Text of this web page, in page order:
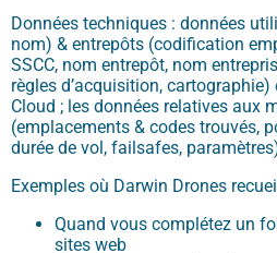
Données techniques : données
nom) & entrepôts (codification
SSCC, nom entrepôt, nom
règles d’acquisition, cartographie)
Cloud ; les données relatives aux
(emplacements & codes trouvés,
durée de vol, failsafes,
Exemples où Darwin Drones
Quand vous complétez un
sites web